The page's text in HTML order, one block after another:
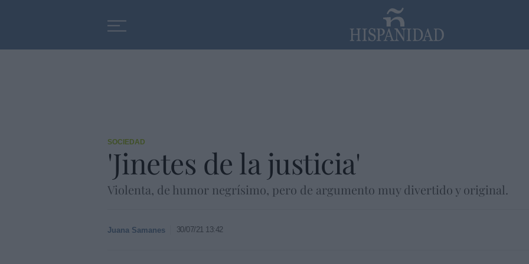
SOCIEDAD
'Jinetes de la justicia'
Violenta, de humor negrísimo, pero de argumento muy divertido y original.
Juana Samanes 30/07/21 13:42